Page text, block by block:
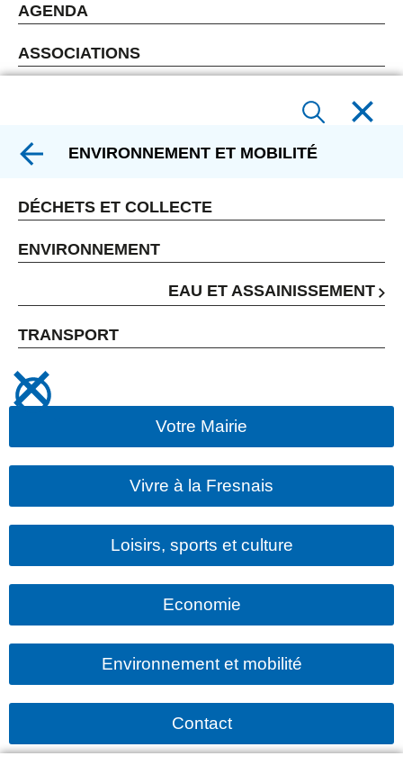
AGENDA
ASSOCIATIONS
ENVIRONNEMENT ET MOBILITÉ
DÉCHETS ET COLLECTE
ENVIRONNEMENT
EAU ET ASSAINISSEMENT
TRANSPORT
Votre Mairie
Vivre à la Fresnais
Loisirs, sports et culture
Economie
Environnement et mobilité
Contact